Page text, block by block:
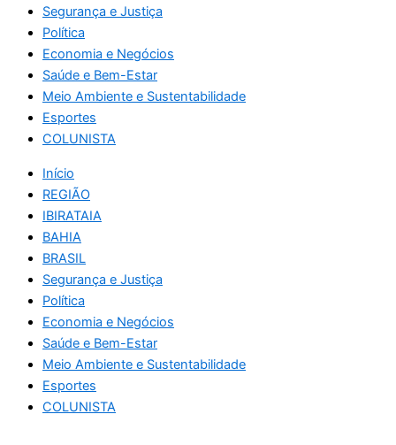
Segurança e Justiça
Política
Economia e Negócios
Saúde e Bem-Estar
Meio Ambiente e Sustentabilidade
Esportes
COLUNISTA
Início
REGIÃO
IBIRATAIA
BAHIA
BRASIL
Segurança e Justiça
Política
Economia e Negócios
Saúde e Bem-Estar
Meio Ambiente e Sustentabilidade
Esportes
COLUNISTA